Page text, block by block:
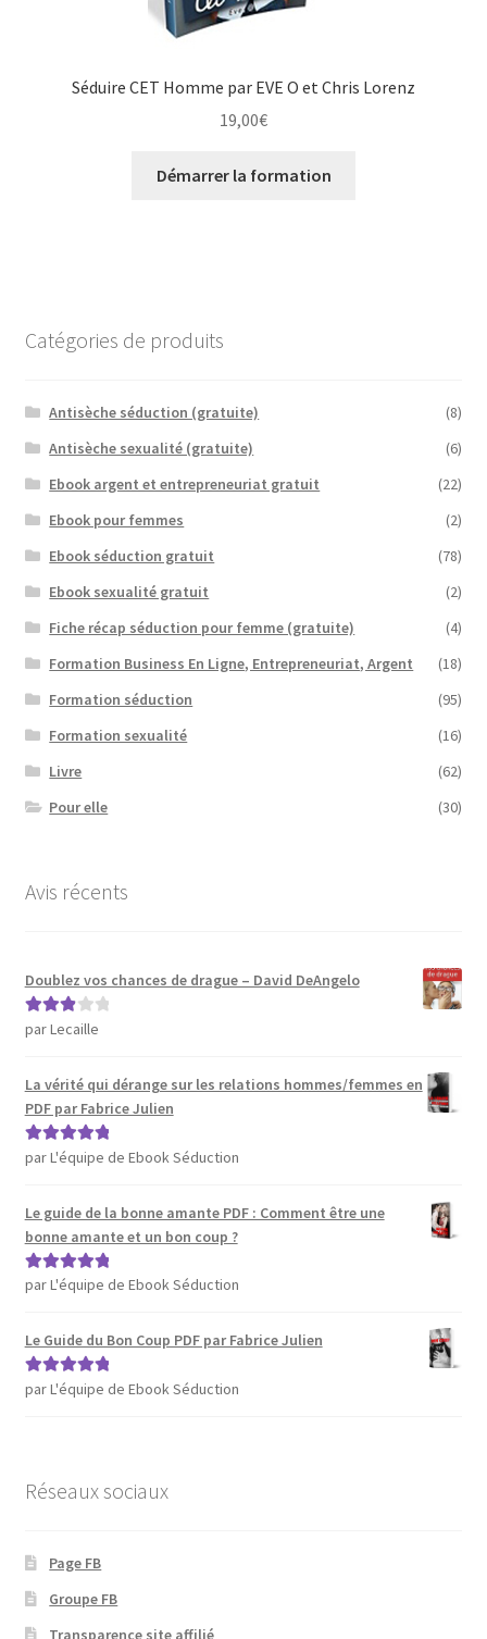
Séduire CET Homme par EVE O et Chris Lorenz
19,00€
Démarrer la formation
Catégories de produits
Antisèche séduction (gratuite)
(8)
Antisèche sexualité (gratuite)
(6)
Ebook argent et entrepreneuriat gratuit
(22)
Ebook pour femmes
(2)
Ebook séduction gratuit
(78)
Ebook sexualité gratuit
(2)
Fiche récap séduction pour femme (gratuite)
(4)
Formation Business En Ligne, Entrepreneuriat, Argent
(18)
Formation séduction
(95)
Formation sexualité
(16)
Livre
(62)
Pour elle
(30)
Avis récents
Doublez vos chances de drague – David DeAngelo
Note3
par Lecaille
La vérité qui dérange sur les relations hommes/femmes en
PDF par Fabrice Julien
Note5sur 5
par L'équipe de Ebook Séduction
Le guide de la bonne amante PDF : Comment être une
bonne amante et un bon coup ?
Note5sur 5
par L'équipe de Ebook Séduction
Le Guide du Bon Coup PDF par Fabrice Julien
Note5sur 5
par L'équipe de Ebook Séduction
Réseaux sociaux
Page FB
Groupe FB
Transparence site affilié